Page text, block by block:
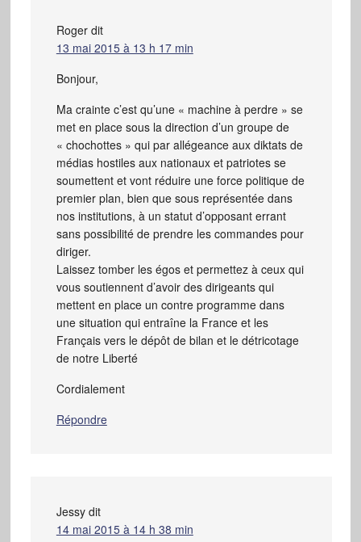
Roger dit
13 mai 2015 à 13 h 17 min
Bonjour,
Ma crainte c’est qu’une « machine à perdre » se
met en place sous la direction d’un groupe de
« chochottes » qui par allégeance aux diktats de
médias hostiles aux nationaux et patriotes se
soumettent et vont réduire une force politique de
premier plan, bien que sous représentée dans
nos institutions, à un statut d’opposant errant
sans possibilité de prendre les commandes pour
diriger.
Laissez tomber les égos et permettez à ceux qui
vous soutiennent d’avoir des dirigeants qui
mettent en place un contre programme dans
une situation qui entraîne la France et les
Français vers le dépôt de bilan et le détricotage
de notre Liberté
Cordialement
Répondre
Jessy dit
14 mai 2015 à 14 h 38 min